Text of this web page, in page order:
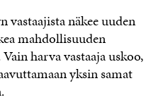
vastaajista näkee uuden
mahdollisuuden
harva vastaaja uskoo,
yksin samat